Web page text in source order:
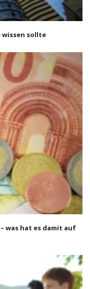
wissen sollte
was hat es damit auf